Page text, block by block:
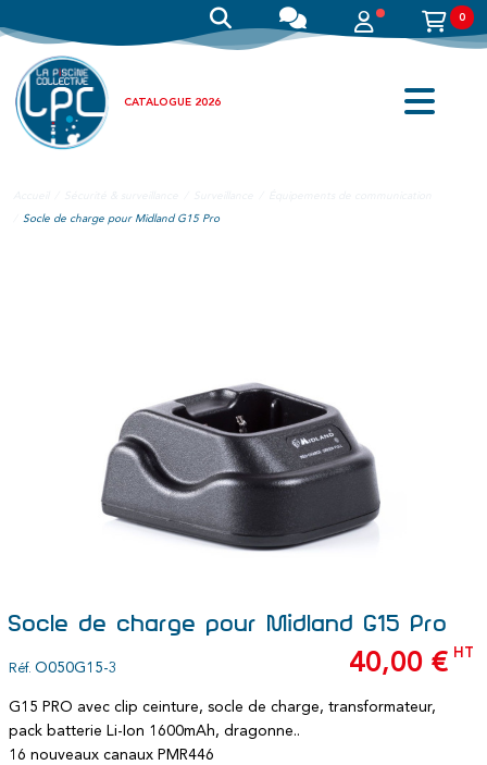
0
CATALOGUE 2026
Socle de charge pour Midland G15 Pro
Socle de charge pour Midland G15 Pro
Réf. O050G15-3 40,00 € HT
G15 PRO avec clip ceinture, socle de charge, transformateur,
pack batterie Li-Ion 1600mAh, dragonne..
16 nouveaux canaux PMR446